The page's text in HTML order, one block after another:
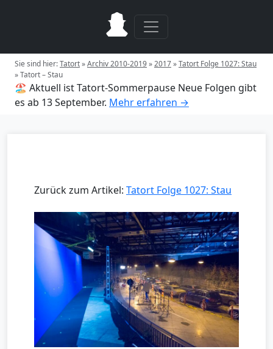
Sie sind hier:Tatort»Archiv 2010-2019»2017»Tatort Folge 1027: Stau
»Tatort – Stau
🏖️ Aktuell ist Tatort-Sommerpause Neue Folgen gibt
es ab 13 September. Mehr erfahren →
Zurück zum Artikel: Tatort Folge 1027: Stau